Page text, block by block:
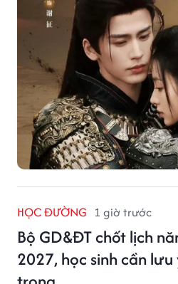
HỌC ĐƯỜNG 1 giờ trước
Bộ GD&ĐT chốt lịch
2027, học sinh cần